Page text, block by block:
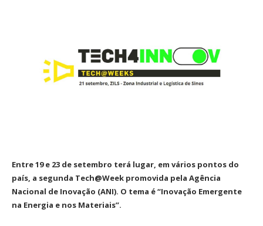
Entre 19 e 23 de setembro terá lugar, em vários pontos do
país, a segunda Tech@Week promovida pela Agência
Nacional de Inovação (ANI). O tema é “Inovação Emergente
na Energia e nos Materiais”.